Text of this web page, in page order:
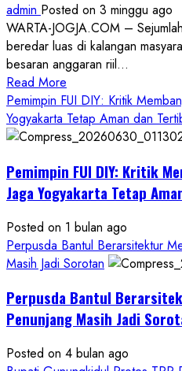
admin Posted on 3 minggu ago
WARTA-JOGJA.COM –
beredar luas di kalangan
besaran anggaran riil...
Read More
more
about
Anggaran
KDMP
Rp1,6
Diduga
Hanya
Separuhnya
Cair
ke
Ketum
Pemimpin FUI DIY: Kritik
Yogyakarta Tetap Aman dan
Pemimpin FUI DIY: Kritik
Jaga Yogyakarta Tetap
Posted on 1 bulan ago
Perpusda Bantul Berarsitektur
Masih Jadi Sorotan
Perpusda Bantul
Penunjang Masih Jadi
Posted on 4 bulan ago